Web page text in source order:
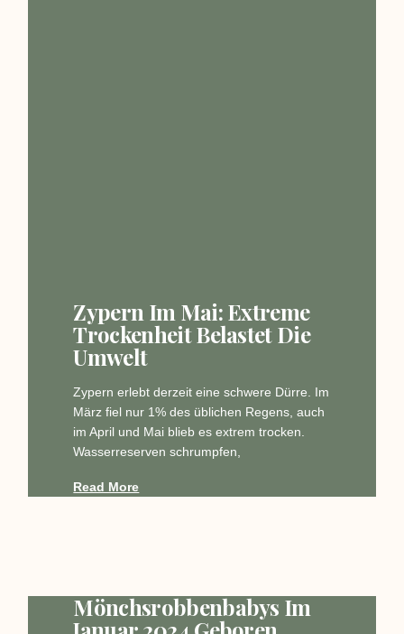
Zypern Im Mai: Extreme
Trockenheit Belastet Die
Umwelt
Zypern erlebt derzeit eine schwere Dürre. Im
März fiel nur 1% des üblichen Regens, auch
im April und Mai blieb es extrem trocken.
Wasserreserven schrumpfen,
Read More
Mönchsrobbenbabys Im